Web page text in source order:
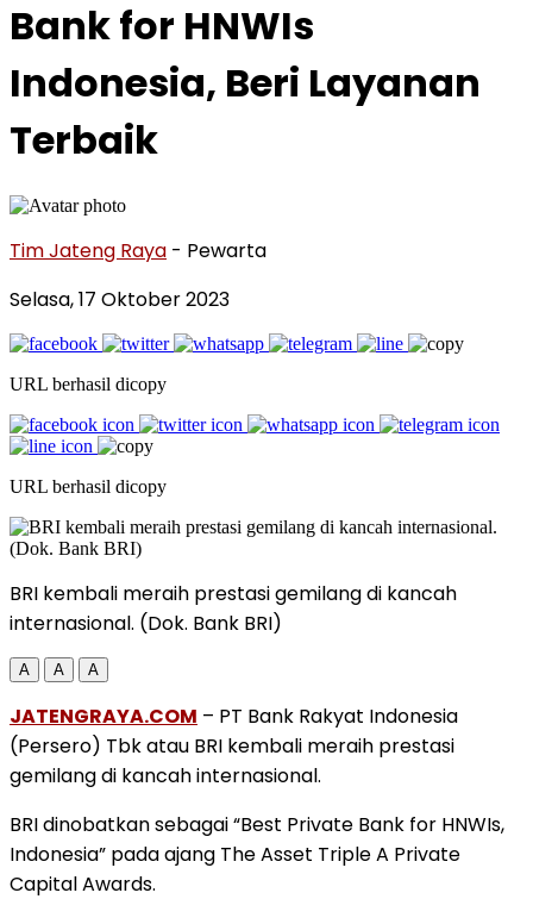
Bank for HNWIs
Indonesia, Beri Layanan
Terbaik
Tim Jateng Raya - Pewarta
Selasa, 17 Oktober 2023
URL berhasil dicopy
URL berhasil dicopy
BRI kembali meraih prestasi gemilang di kancah
internasional. (Dok. Bank BRI)
A A A
JATENGRAYA.COM – PT Bank Rakyat Indonesia
(Persero) Tbk atau BRI kembali meraih prestasi
gemilang di kancah internasional.
BRI dinobatkan sebagai “Best Private Bank for HNWIs,
Indonesia” pada ajang The Asset Triple A Private
Capital Awards.